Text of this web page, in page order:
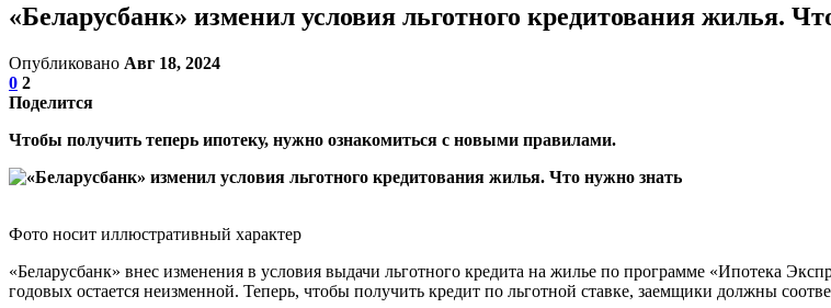
«Беларусбанк» изменил условия льготного кредитования жилья.
Опубликовано Авг 18, 2024
0 2
Поделится
Чтобы получить теперь ипотеку, нужно ознакомиться с новыми правилами.
Фото носит иллюстративный характер
«Беларусбанк» внес изменения в условия выдачи льготного кредита на жилье по программе «Ипотека
годовых остается неизменной. Теперь, чтобы получить кредит по льготной ставке, заемщики должны